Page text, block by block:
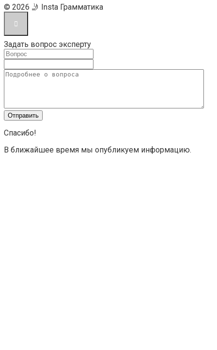
© 2026 🤳 Insta Грамматика
Задать вопрос эксперту
Спасибо!
В ближайшее время мы опубликуем информацию.